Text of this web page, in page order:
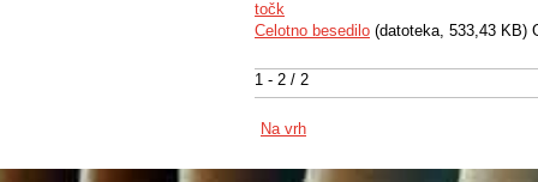
1 - 2 / 2
točk
Celotno besedilo (datoteka, 533,43 KB)
Na vrh